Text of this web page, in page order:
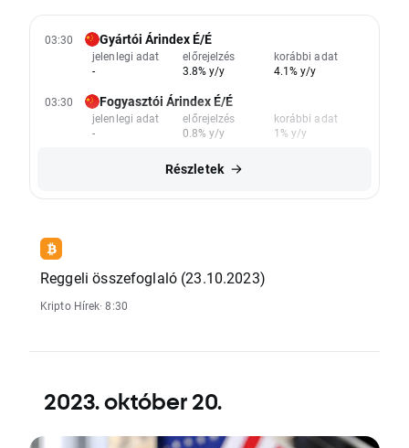
03:30 Gyártói Árindex É/É
jelenlegi adat
-
előrejelzés
3.8% y/y
korábbi adat
4.1% y/y
03:30 Fogyasztói Árindex É/É
jelenlegi adat
-
előrejelzés
0.8% y/y
korábbi adat
1% y/y
Részletek
Reggeli összefoglaló (23.10.2023)
Kripto Hírek· 8:30
2023. október 20.